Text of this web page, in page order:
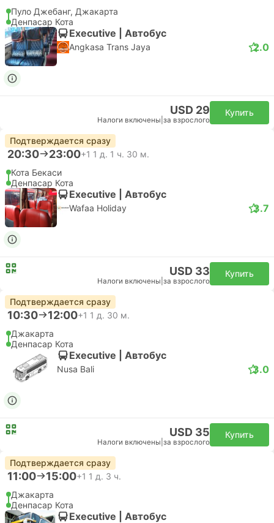
Пуло Джебанг, Джакарта
Денпасар Кота
Executive | Автобус
Angkasa Trans Jaya 2.0
USD 29
Налоги включены за взрослого
Купить
Подтверждается сразу
20:30 23:00+1 1 д. 1 ч. 30 м.
Кота Бекаси
Денпасар Кота
Executive | Автобус
Wafaa Holiday 3.7
USD 33
Налоги включены за взрослого
Купить
Подтверждается сразу
10:30 12:00+1 1 д. 30 м.
Джакарта
Денпасар Кота
Executive | Автобус
Nusa Bali 3.0
USD 35
Налоги включены за взрослого
Купить
Подтверждается сразу
11:00 15:00+1 1 д. 3 ч.
Джакарта
Денпасар Кота
Executive | Автобус